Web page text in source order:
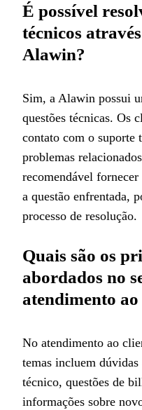
É possível
técnicos
Alawin?
Sim, a Alawin possui
questões técnicas. Os
contato com o suporte
problemas
recomendável
a questão enfrentada,
processo de resolução.
Quais são os
abordados no
atendimento
No atendimento ao
temas incluem
técnico, questões de
informações sobre